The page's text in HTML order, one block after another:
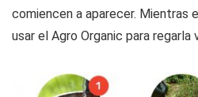
comiencen a aparecer. Mientras
usar el Agro Organic para regarla